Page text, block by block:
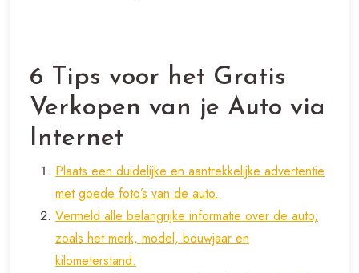
6 Tips voor het Gratis
Verkopen van je Auto via
Internet
Plaats een duidelijke en aantrekkelijke advertentie
met goede foto’s van de auto.
Vermeld alle belangrijke informatie over de auto,
zoals het merk, model, bouwjaar en
kilometerstand.